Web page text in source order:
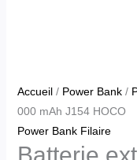
Accueil/ Power Bank/
000 mAh J154 HOCO
Power Bank Filaire
Batterie